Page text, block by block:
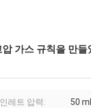
가스 규칙을 만들
레트 압력: 50